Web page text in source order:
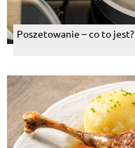
Poszetowanie – co to jest?